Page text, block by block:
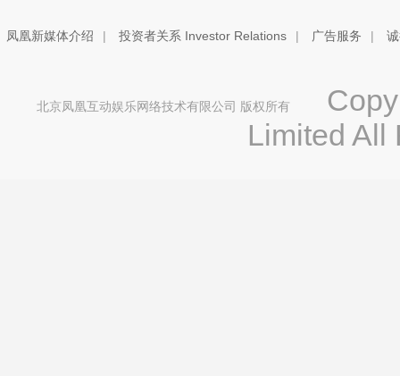
凤凰新媒体介绍 | 投资者关系 Investor Relations | 广告服务 |
北京凤凰互动娱乐网络技术有限公司 版权所有
Limited All